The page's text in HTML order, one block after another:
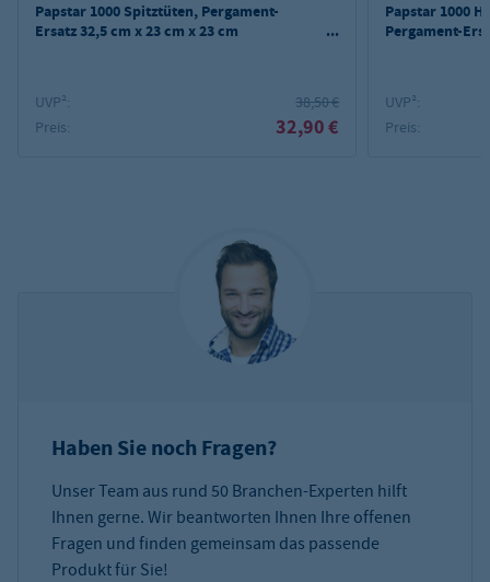
Papstar 1000 Spitztüten, Pergament-
Ersatz 32,5 cm x 23 cm x 23 cm
UVP²:
38,50 €
Preis:
32,90 €
Papstar 1000
Pergament-
UVP²:
Preis:
Haben Sie noch Fragen?
Unser Team aus rund 50 Branchen-Experten hilft
Ihnen gerne. Wir beantworten Ihnen Ihre offenen
Fragen und finden gemeinsam das passende
Produkt für Sie!